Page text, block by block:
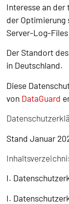
Interesse an der
der Optimierung
Server-Log-
Der Standort
in Deutschland.
Diese
von DataGuard
Stand Januar
I.
I.